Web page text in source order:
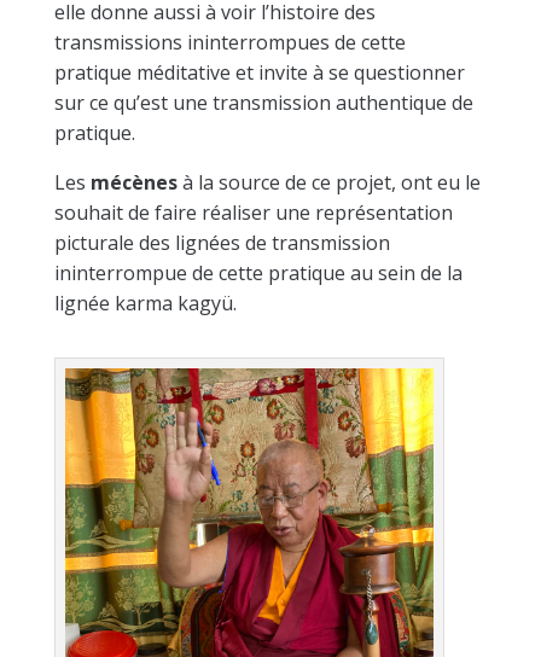
elle donne aussi à voir l’histoire des
transmissions ininterrompues de cette
pratique méditative et invite à se questionner
sur ce qu’est une transmission authentique de
pratique.
Les mécènesà la source de ce projet, ont eu le
souhait de faire réaliser une représentation
picturale des lignées de transmission
ininterrompue de cette pratique au sein de la
lignée karma kagyü.